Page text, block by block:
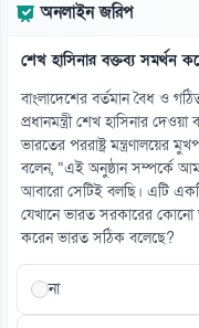
অনলাইন জরিপ
শেখ হাসিনার বক্তব্য সমর্থন
বাংলাদেশের বর্তমান বৈধ ও
প্রধানমন্ত্রী শেখ হাসিনার
ভারতের পররাষ্ট্র মন্ত্রণালয়ের
বলেন, “এই অনুষ্ঠান সম্পর্কে
আবারো সেটিই বলছি। এটি
যেখানে ভারত সরকারের কোনো
করেন ভারত সঠিক বলেছে?
না